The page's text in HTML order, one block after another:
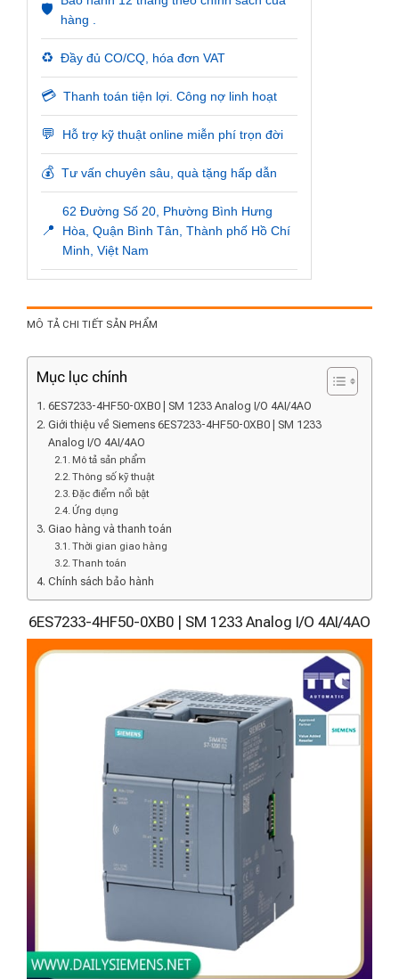
🛡️
hàng .
♻️ Đầy đủ CO/CQ, hóa đơn VAT
💳 Thanh toán tiện lợi. Công nợ linh hoạt
💬 Hỗ trợ kỹ thuật online miễn phí trọn đời
💰 Tư vấn chuyên sâu, quà tặng hấp dẫn
📍
62 Đường Số 20, Phường Bình Hưng
Hòa, Quận Bình Tân, Thành phố Hồ Chí
Minh, Việt Nam
MÔ TẢ CHI TIẾT SẢN PHẨM
Mục lục chính
6ES7233-4HF50-0XB0 | SM 1233 Analog I/O 4AI/4AO
Giới thiệu về Siemens 6ES7233-4HF50-0XB0 | SM 1233
Analog I/O 4AI/4AO
Mô tả sản phẩm
Thông số kỹ thuật
Đặc điểm nổi bật
Ứng dụng
Giao hàng và thanh toán
Thời gian giao hàng
Thanh toán
Chính sách bảo hành
6ES7233-4HF50-0XB0 | SM 1233 Analog I/O 4AI/4AO